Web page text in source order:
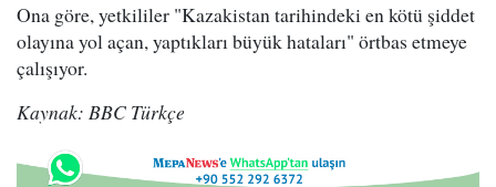
Ona göre, yetkililer "Kazakistan tarihindeki en kötü şiddet
olayına yol açan, yaptıkları büyük hataları" örtbas etmeye
çalışıyor.
Kaynak: BBC Türkçe